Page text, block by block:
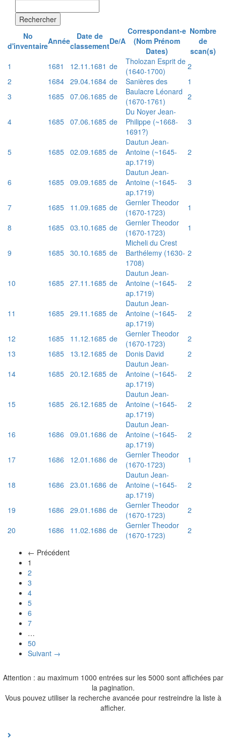
Rechercher
No
d'inventaireAnnée
Date de
classementDe/A
Correspondant-e
(Nom Prénom
Dates)
Nombre
de
scan(s)
1
1681 12.11.1681 de
Tholozan Esprit de
(1640-1700)
2
2
1684 29.04.1684 de Sanières des
1
3
1685 07.06.1685 de
Baulacre Léonard
(1670-1761)
2
4 1685 07.06.1685 de
Du Noyer Jean-
Philippe (~1668-
1691?)
3
5 1685 02.09.1685 de
Dautun Jean-
Antoine (~1645-
ap.1719)
2
6 1685 09.09.1685 de
Dautun Jean-
Antoine (~1645-
ap.1719)
3
7 1685 11.09.1685 de
Gernler Theodor
(1670-1723)
1
8
1685 03.10.1685 de
Gernler Theodor
(1670-1723)
1
9 1685 30.10.1685 de
Micheli du Crest
Barthélemy (1630-
1708)
2
10 1685 27.11.1685 de
Dautun Jean-
Antoine (~1645-
ap.1719)
2
11 1685 29.11.1685 de
Dautun Jean-
Antoine (~1645-
ap.1719)
2
12 1685 11.12.1685 de
Gernler Theodor
(1670-1723)
2
13
1685 13.12.1685 de Donis David
2
14
1685 20.12.1685 de
Dautun Jean-
Antoine (~1645-
ap.1719)
2
15 1685 26.12.1685 de
Dautun Jean-
Antoine (~1645-
ap.1719)
2
16 1686 09.01.1686 de
Dautun Jean-
Antoine (~1645-
ap.1719)
2
17 1686 12.01.1686 de
Gernler Theodor
(1670-1723)
1
18 1686 23.01.1686 de
Dautun Jean-
Antoine (~1645-
ap.1719)
2
19 1686 29.01.1686 de
Gernler Theodor
(1670-1723)
2
20
1686 11.02.1686 de
Gernler Theodor
(1670-1723)
2
← Précédent
1
2
3
4
5
6
7
…
50
Suivant →
Attention : au maximum 1000 entrées sur les 5000 sont affichées par
la pagination.
Vous pouvez utiliser la recherche avancée pour restreindre la liste à
afficher.